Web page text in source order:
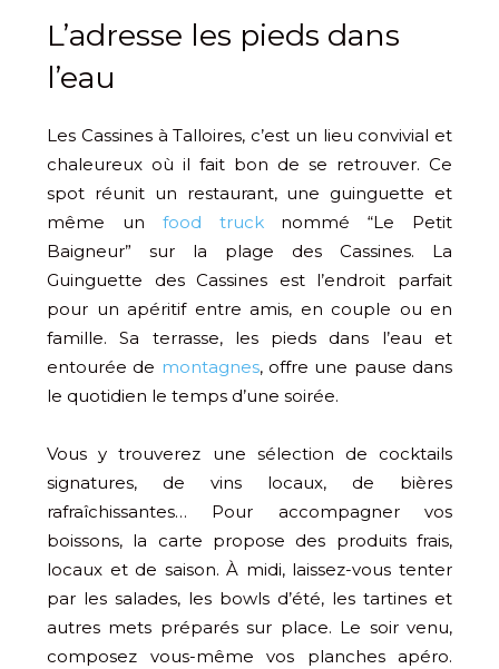
L’adresse les pieds dans
l’eau
Les Cassines à Talloires, c’est un lieu convivial et
chaleureux où il fait bon de se retrouver. Ce
spot réunit un restaurant, une guinguette et
même un food trucknommé “Le Petit
Baigneur” sur la plage des Cassines. La
Guinguette des Cassines est l’endroit parfait
pour un apéritif entre amis, en couple ou en
famille. Sa terrasse, les pieds dans l’eau et
entourée de montagnes, offre une pause dans
le quotidien le temps d’une soirée.
Vous y trouverez une sélection de cocktails
signatures, de vins locaux, de bières
rafraîchissantes… Pour accompagner vos
boissons, la carte propose des produits frais,
locaux et de saison. À midi, laissez-vous tenter
par les salades, les bowls d’été, les tartines et
autres mets préparés sur place. Le soir venu,
composez vous-même vos planches apéro.